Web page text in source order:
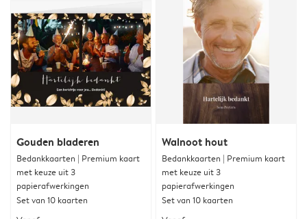
Gouden bladeren
Bedankkaarten | Premium kaart
met keuze uit 3
papierafwerkingen
Set van 10 kaarten
Walnoot hout
Bedankkaarten | Premium kaart
met keuze uit 3
papierafwerkingen
Set van 10 kaarten